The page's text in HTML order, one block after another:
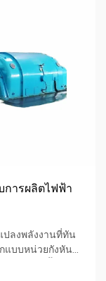
การผลิตไฟฟ้า
ลงพลังงานที่ทัน
แบบหน่วยกังหัน